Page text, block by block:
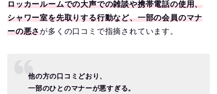
ロッカールームでの大声での雑談や携帯電話の使用、
シャワー室を先取りする行動など、一部の会員のマナ
ーの悪さが多くの口コミで指摘されています。
他の方の口コミどおり、
一部のひとのマナーが悪すぎる。